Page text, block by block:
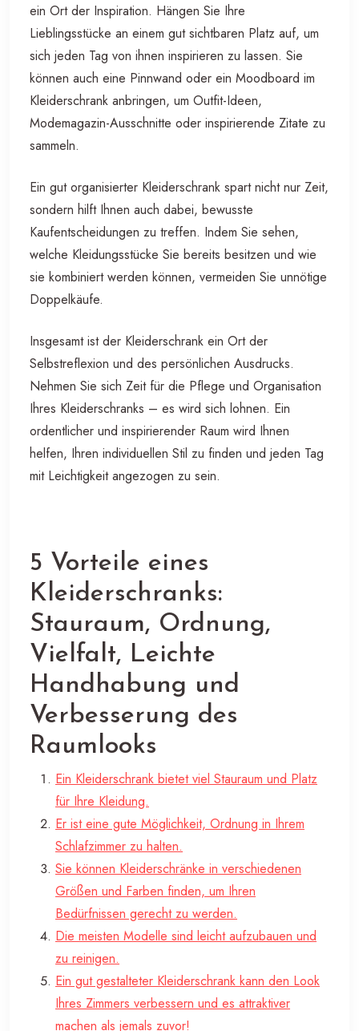
ein Ort der Inspiration. Hängen Sie Ihre
Lieblingsstücke an einem gut sichtbaren Platz auf, um
sich jeden Tag von ihnen inspirieren zu lassen. Sie
können auch eine Pinnwand oder ein Moodboard im
Kleiderschrank anbringen, um Outfit-Ideen,
Modemagazin-Ausschnitte oder inspirierende Zitate zu
sammeln.
Ein gut organisierter Kleiderschrank spart nicht nur Zeit,
sondern hilft Ihnen auch dabei, bewusste
Kaufentscheidungen zu treffen. Indem Sie sehen,
welche Kleidungsstücke Sie bereits besitzen und wie
sie kombiniert werden können, vermeiden Sie unnötige
Doppelkäufe.
Insgesamt ist der Kleiderschrank ein Ort der
Selbstreflexion und des persönlichen Ausdrucks.
Nehmen Sie sich Zeit für die Pflege und Organisation
Ihres Kleiderschranks – es wird sich lohnen. Ein
ordentlicher und inspirierender Raum wird Ihnen
helfen, Ihren individuellen Stil zu finden und jeden Tag
mit Leichtigkeit angezogen zu sein.
5 Vorteile eines
Kleiderschranks:
Stauraum, Ordnung,
Vielfalt, Leichte
Handhabung und
Verbesserung des
Raumlooks
Ein Kleiderschrank bietet viel Stauraum und Platz
für Ihre Kleidung.
Er ist eine gute Möglichkeit, Ordnung in Ihrem
Schlafzimmer zu halten.
Sie können Kleiderschränke in verschiedenen
Größen und Farben finden, um Ihren
Bedürfnissen gerecht zu werden.
Die meisten Modelle sind leicht aufzubauen und
zu reinigen.
Ein gut gestalteter Kleiderschrank kann den Look
Ihres Zimmers verbessern und es attraktiver
machen als jemals zuvor!